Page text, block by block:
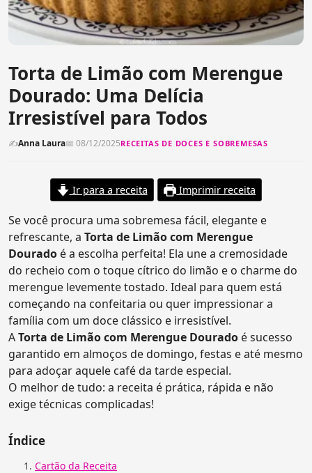
Torta de Limão com Merengue
Dourado: Uma Delícia
Irresistível para Todos
✍Anna Laura📅 08/12/2025RECEITAS DE DOCES E SOBREMESAS
Ir para a receita Imprimir receita
Se você procura uma sobremesa fácil, elegante e
refrescante, a Torta de Limão com Merengue
Dourado é a escolha perfeita! Ela une a cremosidade
do recheio com o toque cítrico do limão e o charme do
merengue levemente tostado. Ideal para quem está
começando na confeitaria ou quer impressionar a
família com um doce clássico e irresistível.
ATorta de Limão com Merengue Dourado é sucesso
garantido em almoços de domingo, festas e até mesmo
para adoçar aquele café da tarde especial.
O melhor de tudo: a receita é prática, rápida e não
exige técnicas complicadas!
Índice
Cartão da Receita